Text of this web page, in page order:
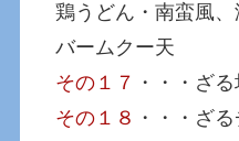
鶏うどん・南蛮風、
バームクー天
その１７ ・・・ざ
その１８ ・・・ざ